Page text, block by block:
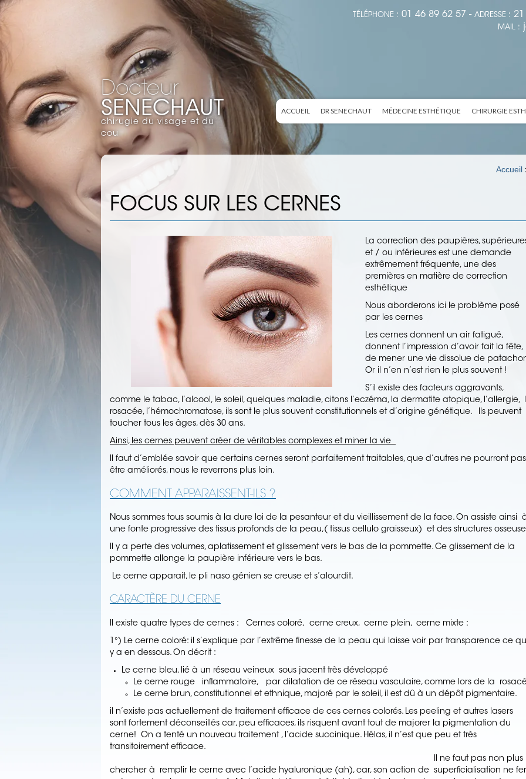
TÉLÉPHONE : 01 46 89 62 57 - ADRESSE :
MAIL :
Docteur
SENECHAUT
chirugie du visage et du
cou
ACCUEIL DR SENECHAUT MÉDECINE ESTHÉTIQUE CHIRURGIE
Accueil
FOCUS SUR LES CERNES
La correction des paupières,
et / ou inférieures est une demande
extrêmement fréquente, une des
premières en matière de correction
esthétique
Nous aborderons ici le problème posé
par les cernes
Les cernes donnent un air fatigué,
donnent l’impression d’avoir fait la fête,
de mener une vie dissolue de
Or il n’en n’est rien le plus souvent !
S’il existe des facteurs aggravants,
comme le tabac, l’alcool, le soleil, quelques maladie, citons l’eczéma, la dermatite atopique, l’allergie,
rosacée, l’hémochromatose, ils sont le plus souvent constitutionnels et d’origine génétique. Ils peuvent
toucher tous les âges, dès 30 ans.
Ainsi, les cernes peuvent créer de véritables complexes et miner la vie
Il faut d’emblée savoir que certains cernes seront parfaitement traitables, que d’autres ne pourront pas
être améliorés, nous le reverrons plus loin.
COMMENT APPARAISSENT-ILS ?
Nous sommes tous soumis à la dure loi de la pesanteur et du vieillissement de la face. On assiste ainsi
une fonte progressive des tissus profonds de la peau,( tissus cellulo graisseux) et des structures
Il y a perte des volumes, aplatissement et glissement vers le bas de la pommette. Ce glissement de la
pommette allonge la paupière inférieure vers le bas.
Le cerne apparait, le pli naso génien se creuse et s’alourdit.
CARACTÈRE DU CERNE
Il existe quatre types de cernes : Cernes coloré, cerne creux, cerne plein, cerne mixte :
1°) Le cerne coloré: il s’explique par l’extrême finesse de la peau qui laisse voir par transparence ce
y a en dessous. On décrit :
Le cerne bleu, lié à un réseau veineux sous jacent très développé
Le cerne rouge inflammatoire, par dilatation de ce réseau vasculaire, comme lors de la
Le cerne brun, constitutionnel et ethnique, majoré par le soleil, il est dû à un dépôt pigmentaire.
il n’existe pas actuellement de traitement efficace de ces cernes colorés. Les peeling et autres lasers
sont fortement déconseillés car, peu efficaces, ils risquent avant tout de majorer la pigmentation du
cerne! On a tenté un nouveau traitement , l’acide succinique. Hélas, il n’est que peu et très
transitoirement efficace.
Il ne faut pas non plus
chercher à remplir le cerne avec l’acide hyaluronique (ah), car, son action de superficialisation ne